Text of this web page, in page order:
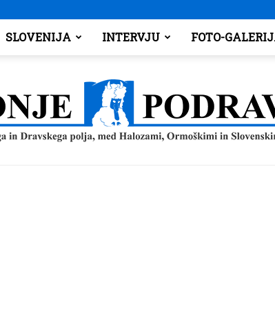
SLOVENIJA INTERVJU FOTO-